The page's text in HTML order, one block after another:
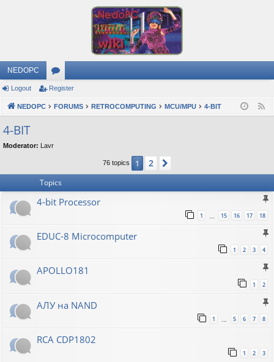
NEDOPC
or
u
s
Logout Register
NEDOPC FORUMS RETROCOMPUTING MCU/MPU 4-BIT
4-BIT
Moderator: Lavr
76 topics 1 2
Topics
4-bit Processor
1 … 15 16 17 18
EDUC-8 Microcomputer
1 2 3 4
APOLLO181
1 2
АЛУ на NAND
1 5 6 7 8
RCA CDP1802
1 2 3